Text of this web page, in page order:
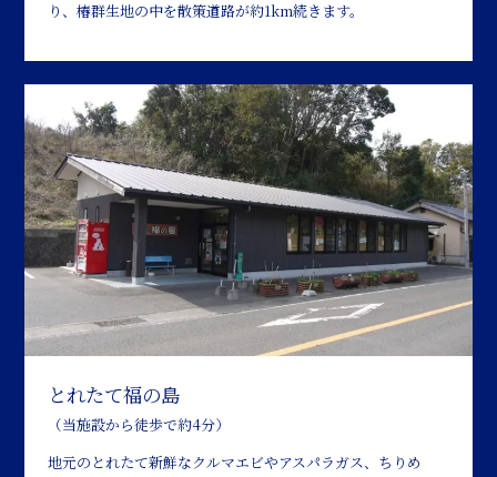
り、椿群生地の中を散策道路が約1km続きます。
とれたて福の島
（当施設から徒歩で約4分）
地元のとれたて新鮮なクルマエビやアスパラガス、ちりめ